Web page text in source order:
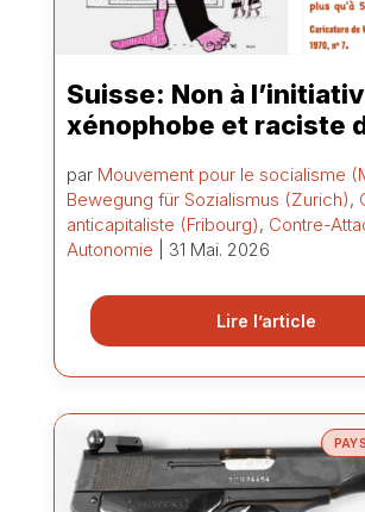
Suisse: Non à
xénophobe et raciste
par Mouvement pour le socialisme
Bewegung für Sozialismus (Zurich),
anticapitaliste (Fribourg), Contre-
Autonomie | 31 Mai. 2026
Lire l’article